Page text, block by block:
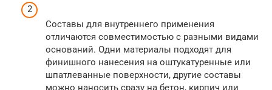
Составы для внутреннего применения
отличаются совместимостью с разными видами
оснований. Одни материалы подходят для
финишного нанесения на оштукатуренные или
шпатлеванные поверхности, другие составы
можно наносить сразу на бетон, кирпич или